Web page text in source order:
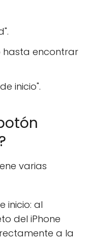
hasta encontrar
inicio".
varias
inicio: al
del iPhone
a la